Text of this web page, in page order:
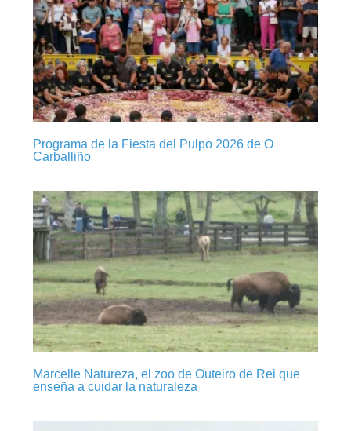
Programa de la Fiesta del Pulpo 2026 de O
Carballiño
Marcelle Natureza, el zoo de Outeiro de Rei que
enseña a cuidar la naturaleza